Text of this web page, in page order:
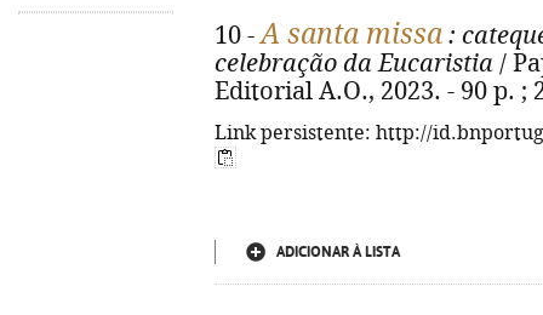
10 -A santa missa :
celebração da Eucaristia /
Editorial A.O., 2023. - 90 p. ;
Link persistente: http://
ADICIONAR À LISTA